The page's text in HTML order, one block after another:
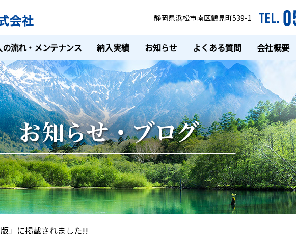
静岡県浜松市南区鶴見町539-1
の流れ・メンテナンス 納入実績 お知らせ よくある質問 会社概要
」に掲載されました!!